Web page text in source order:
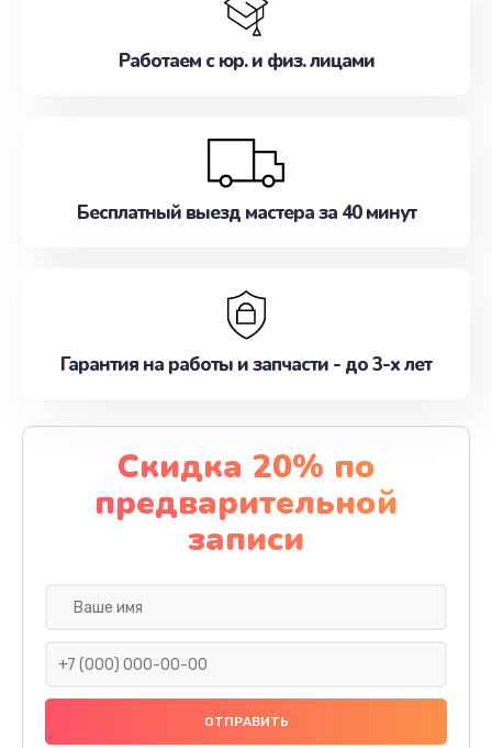
Работаем с юр. и физ. лицами
Бесплатный выезд мастера за 40 минут
Гарантия на работы и запчасти - до 3-х лет
Скидка 20% по
предварительной
записи